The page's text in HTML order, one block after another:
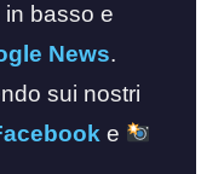
in basso e
News.
sui nostri
e